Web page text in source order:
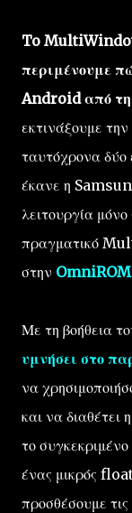
To
περιμένουμε
Android από
εκτινάξουμε
ταυτόχρονα δύο
έκανε η
λειτουργία
πραγματικό
στην OmniROM
Με τη βοήθεια
υμνήσει στο
να
και να διαθέτει
το
ένας μικρός
προσθέσουμε